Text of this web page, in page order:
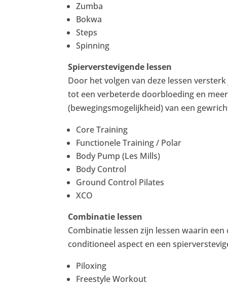
Zumba
Bokwa
Steps
Spinning
Spierverstevigende lessen
Door het volgen van deze lessen
tot een verbeterde doorbloeding en
(bewegingsmogelijkheid) van een
Core Training
Functionele Training / Polar
Body Pump (Les Mills)
Body Control
Ground Control Pilates
XCO
Combinatie lessen
Combinatie lessen zijn lessen waarin
conditioneel aspect en een
Piloxing
Freestyle Workout